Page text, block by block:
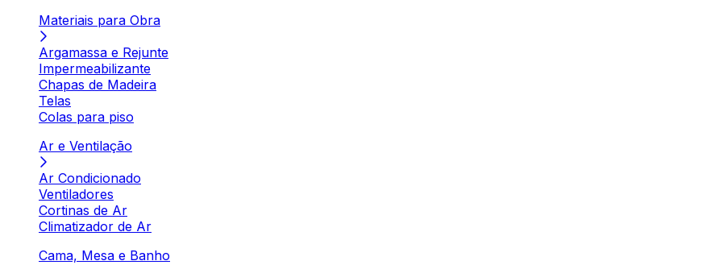
Materiais para Obra
Argamassa e Rejunte
Impermeabilizante
Chapas de Madeira
Telas
Colas para piso
Ar e Ventilação
Ar Condicionado
Ventiladores
Cortinas de Ar
Climatizador de Ar
Cama, Mesa e Banho